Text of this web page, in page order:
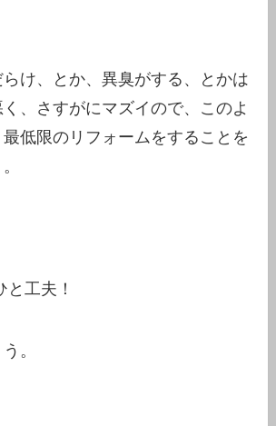
け、とか、異臭がする、とかは
、さすがにマズイので、このよ
低限のリフォームをすることを
工夫！
。